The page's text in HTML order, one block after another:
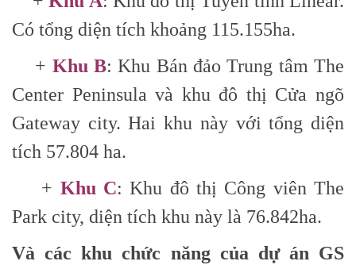
Có tổng diện tích khoảng 115.155ha.
+ Khu B: Khu Bán đảo Trung tâm The
Center Peninsula và khu đô thị Cửa ngõ
Gateway city. Hai khu này với tổng diện
tích 57.804 ha.
+ Khu C: Khu đô thị Công viên The
Park city, diện tích khu này là 76.842ha.
Và các khu chức năng của dự án GS